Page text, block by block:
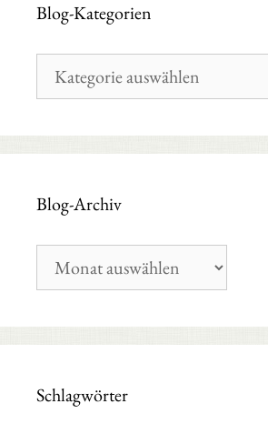
Blog-Kategorien
Kategorien
Blog-Archiv
Archiv
Schlagwörter